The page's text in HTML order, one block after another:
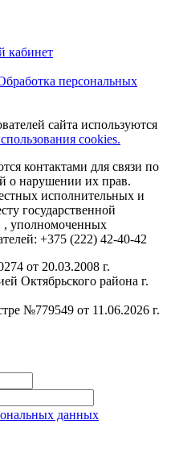
кабинет
персональных
сайта используются
cookies.
контактами для связи по
о нарушении их прав.
исполнительных и
государственной
уполномоченных
+375 (222) 42-40-42
от 20.03.2008 г.
Октябрьского района г.
№779549 от 11.06.2026 г.
данных